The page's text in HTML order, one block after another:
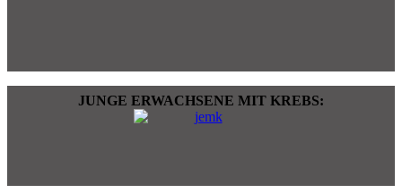
JUNGE ERWACHSENE MIT KREBS: